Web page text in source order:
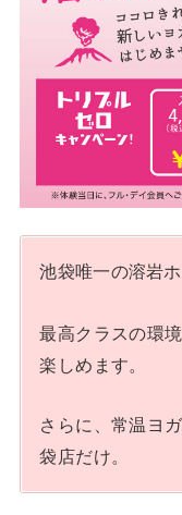
池袋唯一の溶岩
最高クラスの環
楽しめます。
さらに、常温ヨ
袋店だけ。